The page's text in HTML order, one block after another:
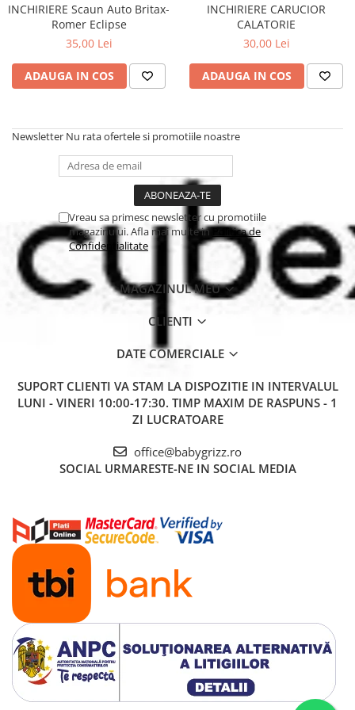
Consultanta Instalare
Jucarii de Sortare
Jucarii de tras
Jucarii din plus
Jucarii muzicale
Jucarii pentru baie
PAPUSI
INCHIRIERE Scaun Auto Britax-
Romer Eclipse
35,00 Lei
ADAUGA IN COS
INCHIRIERE CARUCIOR
CALATORIE
30,00 Lei
ADAUGA IN COS
Newsletter Nu rata ofertele si promotiile noastre
Vreau sa primesc newsletter cu promotiile
magazinului. Afla mai multe inPolitica de
Confidentialitate
MAGAZINUL MEU
CLIENTI
DATE COMERCIALE
SUPORT CLIENTI VA STAM LA DISPOZITIE IN INTERVALUL
LUNI - VINERI 10:00-17:30. TIMP MAXIM DE RASPUNS - 1
ZI LUCRATOARE
office@babygrizz.ro
SOCIAL URMARESTE-NE IN SOCIAL MEDIA